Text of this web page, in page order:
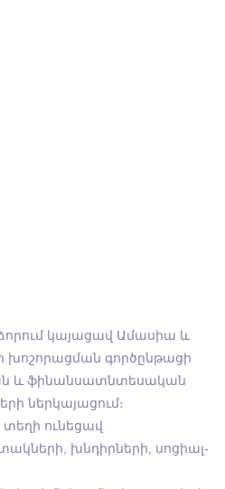
կայացավ Ամասիա և
խոշորացման գործընթացի
և ֆինանսատնտեսական
ներկայացում։
ունեցավ
խնդիրների, սոցիալ-